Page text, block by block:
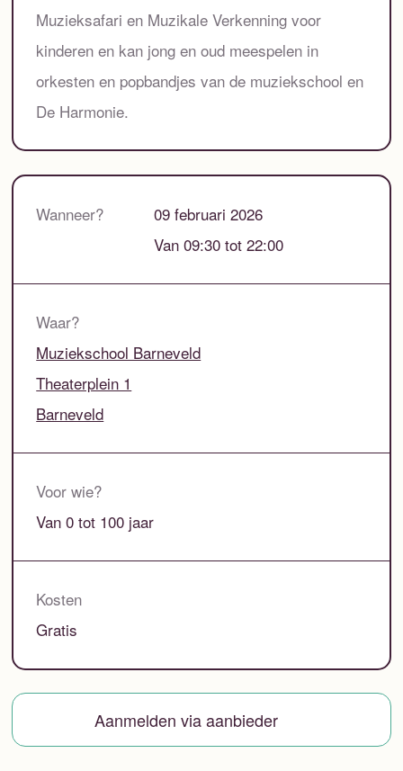
Muzieksafari en Muzikale Verkenning voor
kinderen en kan jong en oud meespelen in
orkesten en popbandjes van de muziekschool en
De Harmonie.
Wanneer?
09 februari 2026
Van 09:30 tot 22:00
Waar?
Muziekschool Barneveld
Theaterplein 1
Barneveld
Voor wie?
Van 0 tot 100 jaar
Kosten
Gratis
Aanmelden via aanbieder